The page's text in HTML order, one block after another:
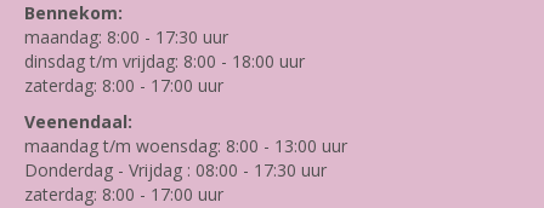
Bennekom:
maandag: 8:00 - 17:30 uur
dinsdag t/m vrijdag: 8:00 - 18:00 uur
zaterdag: 8:00 - 17:00 uur
Veenendaal:
maandag t/m woensdag: 8:00 - 13:00 uur
Donderdag - Vrijdag : 08:00 - 17:30 uur
zaterdag: 8:00 - 17:00 uur